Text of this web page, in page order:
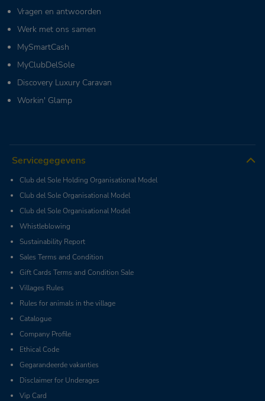
Vragen en antwoorden
Werk met ons samen
MySmartCash
MyClubDelSole
Discovery Luxury Caravan
Workin' Glamp
Servicegegevens
Club del Sole Holding Organisational Model
Club del Sole Organisational Model
Club del Sole Organisational Model
Whistleblowing
Sustainability Report
Sales Terms and Condition
Gift Cards Terms and Condition Sale
Villages Rules
Rules for animals in the village
Catalogue
Company Profile
Ethical Code
Gegarandeerde vakanties
Disclaimer for Underages
Vip Card